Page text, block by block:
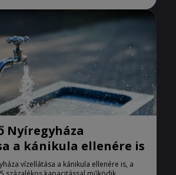
Nyíregyháza
a kánikula ellenére is
vízellátása a kánikula ellenére is, a